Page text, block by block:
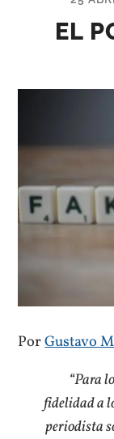
EL
PorGustavo
“Para
fidelidad a
periodista